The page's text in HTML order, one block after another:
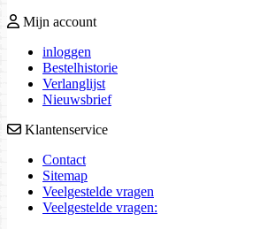
Mijn account
inloggen
Bestelhistorie
Verlanglijst
Nieuwsbrief
Klantenservice
Contact
Sitemap
Veelgestelde vragen
Veelgestelde vragen: